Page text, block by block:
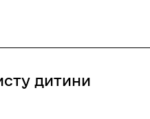
дитини